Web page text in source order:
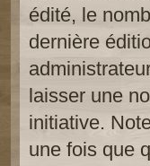
édité, le
dernière
laisser une
initiative.
une fois que